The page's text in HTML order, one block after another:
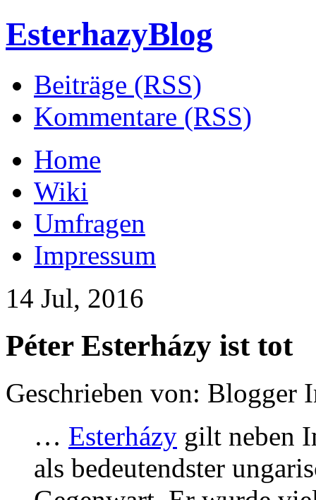
EsterhazyBlog
Beiträge (RSS)
Kommentare (RSS)
Home
Wiki
Umfragen
Impressum
14 Jul, 2016
Péter Esterházy ist tot
Geschrieben von: Blogger
… Esterházy gilt neben
als bedeutendster